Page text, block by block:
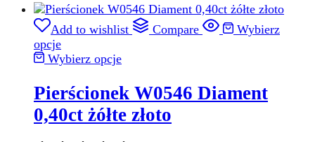
Add to wishlist Compare
Wybierz
opcje
Wybierz opcje
Pierścionek W0546 Diament
0,40ct żółte złoto